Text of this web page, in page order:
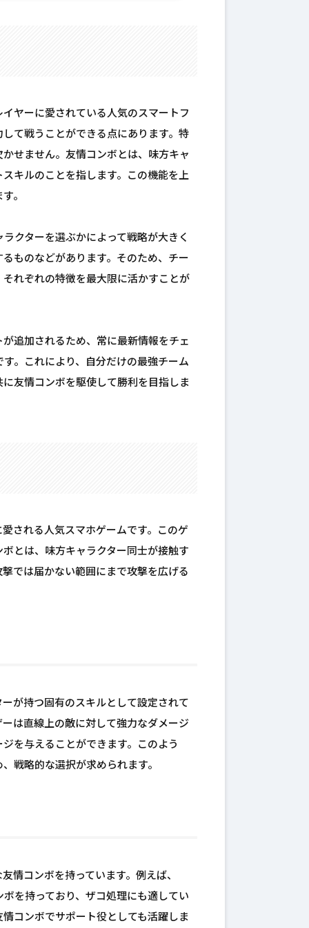
ヤーに愛されている人気のスマートフ
て戦うことができる点にあります。特
せません。友情コンボとは、味方キャ
キルのことを指します。この機能を上
。
クターを選ぶかによって戦略が大きく
ものなどがあります。そのため、チー
それぞれの特徴を最大限に活かすことが
追加されるため、常に最新情報をチェ
。これにより、自分だけの最強チーム
友情コンボを駆使して勝利を目指しま
される人気スマホゲームです。このゲ
とは、味方キャラクター同士が接触す
では届かない範囲にまで攻撃を広げる
が持つ固有のスキルとして設定されて
は直線上の敵に対して強力なダメージ
を与えることができます。このよう
戦略的な選択が求められます。
情コンボを持っています。例えば、
を持っており、ザコ処理にも適してい
コンボでサポート役としても活躍しま